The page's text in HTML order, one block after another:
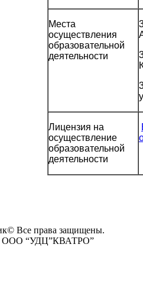
Места
осуществления
образовательной
деятельности
Лицензия на
осуществление
образовательной
деятельности
© Все права защищены.
ООО “УДЦ”КВАТРО”